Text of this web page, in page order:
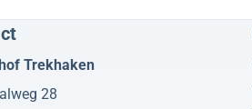
Trekhaken
28